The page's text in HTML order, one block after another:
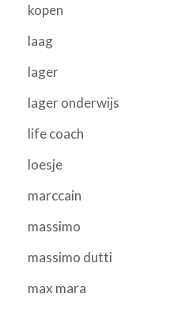
kopen
laag
lager
lager onderwijs
life coach
loesje
marccain
massimo
massimo dutti
max mara